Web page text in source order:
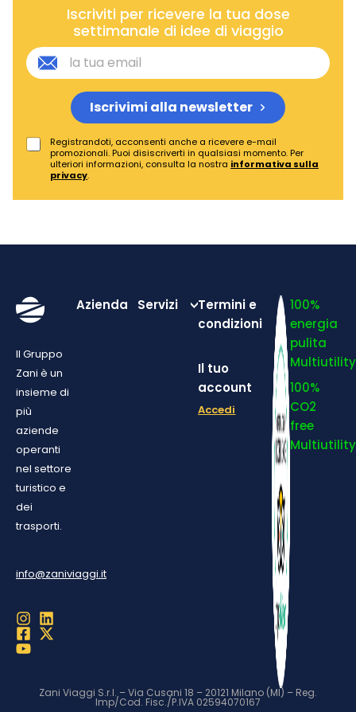
Iscriviti per ricevere la tua dose
settimanale di idee di viaggio
Registrandoti, acconsenti anche a ricevere e-mail
promozionali. Puoi disiscriverti in qualsiasi momento. Per
ulteriori informazioni, consulta la nostra informativa sulla
privacy.
Iscrivimi alla newsletter
Il Gruppo
Zani è un
insieme di
più
aziende
operanti
nel settore
turistico e
dei
trasporti.
info@zaniviaggi.it
Azienda Servizi
Termini e
condizioni
Il tuo
account
Accedi
100%
energia
pulita
Multiutility
100%
CO2
free
Multiutility
Zani Viaggi S.r.l. – Via Cusani 18 – 20121 Milano (MI) – Reg.
Imp/Cod. Fisc./P.IVA 02594070167